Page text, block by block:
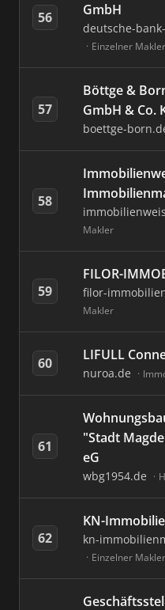
56
GmbH
deutsche-
Einzelner Makler
57
Böttge &
GmbH & Co.
boettge-
58
Makler
59
FILOR-
filor-
Makler
60 LIFULL
nuroa.de
61
"Stadt
eG
wbg1954.de
62
KN-
kn-
Einzelner Makler